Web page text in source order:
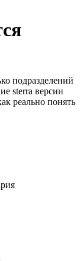
подразделений
sterra версии
реально понять